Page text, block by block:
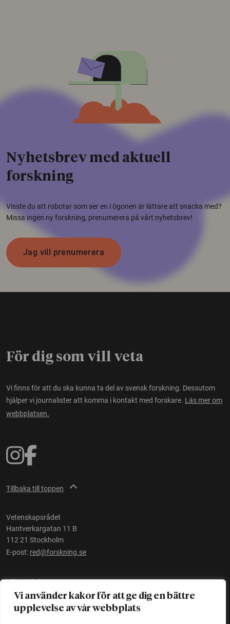
Vi använder kakor för att ge dig en bättre
upplevelse av vår webbplats
Nyhetsbrev med aktuell
forskning
Visste du att robotar som ser en i ögonen är lättare att snacka med?
Missa ingen ny forskning, prenumerera på vårt nyhetsbrev!
Jag vill prenumerera
För dig som vill veta
Vi finns för att du ska kunna ta del av svensk forskning. Dessutom
hjälper vi journalister att komma i kontakt med forskare. Läs mer om
webbplatsen.
Tillbaka till toppen
Vetenskapsrådet
Hantverkargatan 11 B
112 21 Stockholm
E-post: red@forskning.se
Tillgänglighet
Ett initiativ avVetenskapsrådet